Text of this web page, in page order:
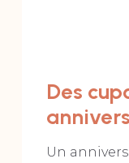
Des
Un